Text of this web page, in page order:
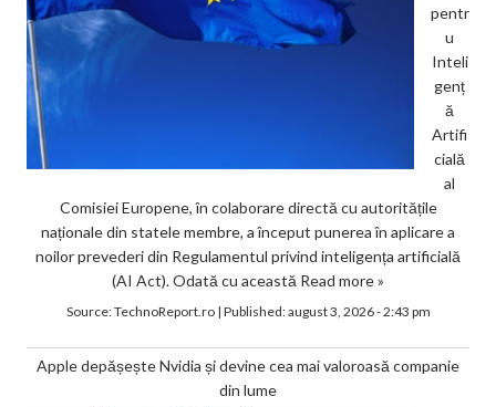
pentr
u
Inteli
genț
ă
Artifi
cială
al
Comisiei Europene, în colaborare directă cu autoritățile
naționale din statele membre, a început punerea în aplicare a
noilor prevederi din Regulamentul privind inteligența artificială
(AI Act). Odată cu această Read more »
Source:TechnoReport.ro| Published:august 3, 2026 - 2:43 pm
Apple depășește Nvidia și devine cea mai valoroasă companie
din lume